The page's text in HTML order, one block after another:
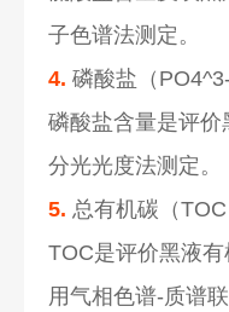
子色谱法测定。
4. 磷酸盐（PO4^3-
磷酸盐含量是评
分光光度法测定。
5. 总有机碳（TOC
TOC是评价黑液
用气相色谱-质谱联